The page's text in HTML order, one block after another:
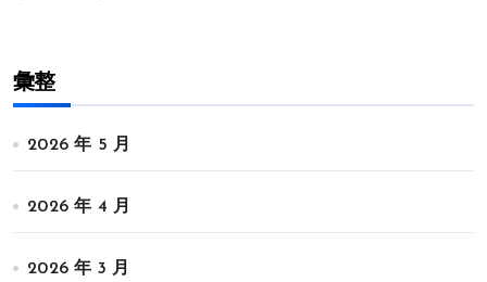
彙整
2026 年 5 月
2026 年 4 月
2026 年 3 月